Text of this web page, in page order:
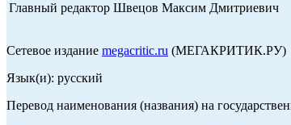
Главный редактор Швецов Максим Дмитриевич
Сетевое издание megacritic.ru (МЕГАКРИТИК.РУ)
Язык(и): русский
Перевод наименования (названия) на